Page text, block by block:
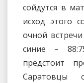
сойдутся в
исход этого
очной
синие –
предстоит
Саратовцы